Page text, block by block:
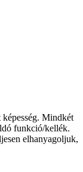
képesség. Mindkét
funkció/kellék.
elhanyagoljuk,